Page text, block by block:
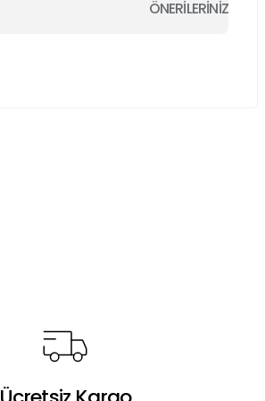
ÖNERİLERİNİZ